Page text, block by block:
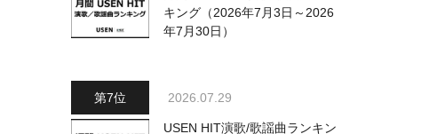
キング（2026年7月3日～2026
年7月30日）
2026.07.29
USEN HIT演歌/歌謡曲ランキン